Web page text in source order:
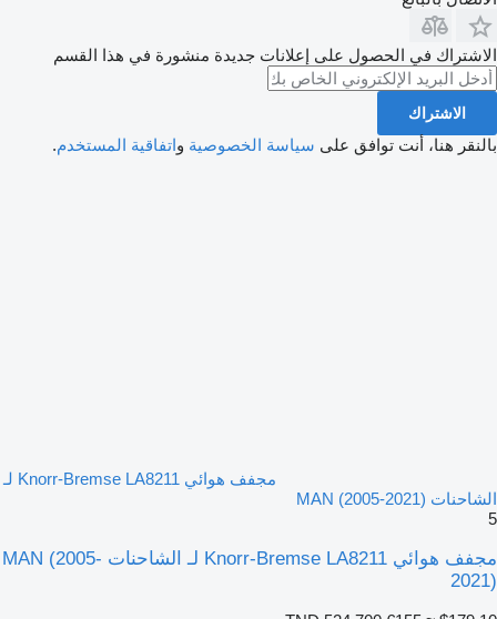
الاشتراك في الحصول على إعلانات جديدة منشورة في هذا القسم
الاشتراك
بالنقر هنا، أنت توافق على سياسة الخصوصية واتفاقية المستخدم.
مجفف هوائي Knorr-Bremse LA8211 لـ
الشاحنات MAN (2005-2021)
5
مجفف هوائي Knorr-Bremse LA8211 لـ الشاحنات MAN (2005-
2021)